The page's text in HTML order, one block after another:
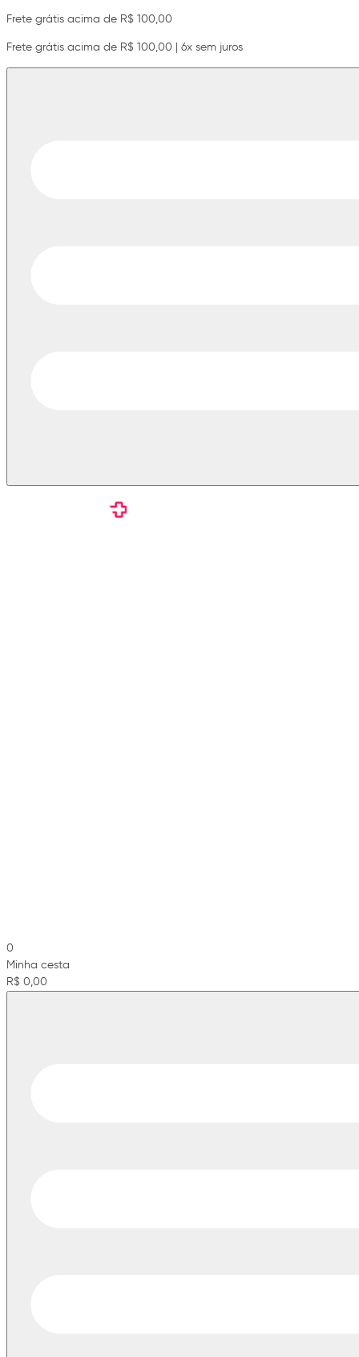
Frete grátis acima de R$ 100,00
Frete grátis acima de R$ 100,00 | 6x sem juros
0
Minha cesta
R$ 0,00